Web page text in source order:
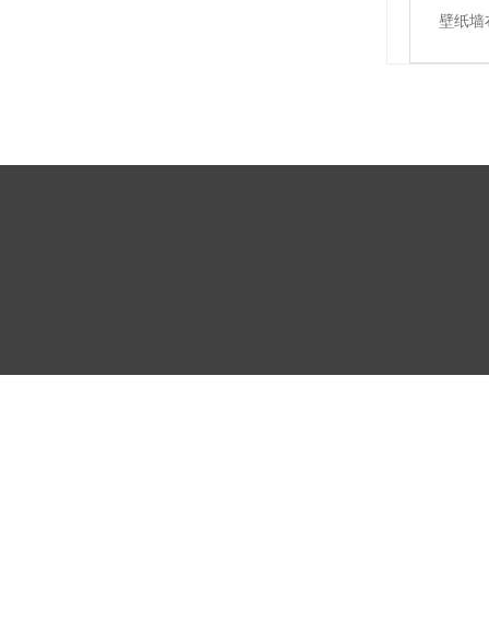
壁纸墙